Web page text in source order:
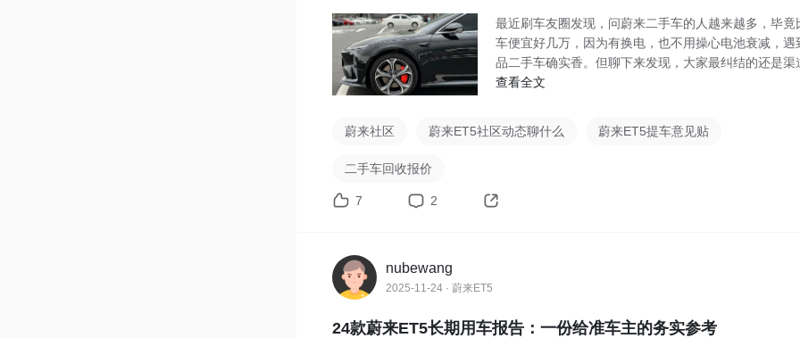
最近刷车友圈发现，问蔚来二手车的人越来越多，毕竟
车便宜好几万，因为有换电，也不用操心电池衰减，遇
品二手车确实香。但聊下来发现，大家最纠结的还是渠
题—
查看全文
蔚来社区 蔚来ET5社区动态聊什么 蔚来ET5提车意见贴
二手车回收报价
7 2
nubewang
2025-11-24 · 蔚来ET5
24款蔚来ET5长期用车报告：一份给准车主的务实参考